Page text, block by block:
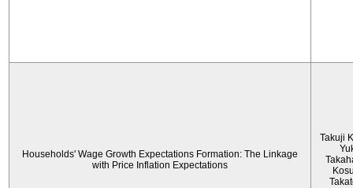
Households' Wage Growth Expectations Formation: The Linkage
with Price Inflation Expectations
Takuji